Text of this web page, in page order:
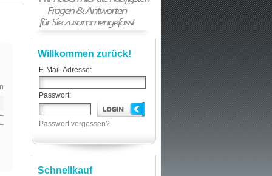
Willkommen zurück!
E-Mail-Adresse:
Passwort:
Passwort vergessen?
Schnellkauf